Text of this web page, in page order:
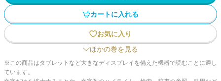
カートに入れる
お気に入り
ほかの巻を見る
※この商品はタブレットなど大きなディスプレイを備えた機器で読むことに適し
ています。